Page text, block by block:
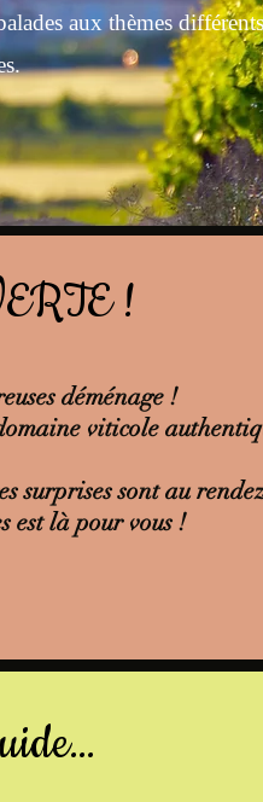
aux thèmes
!
déménage !
viticole
surprises sont au
est là pour vous !